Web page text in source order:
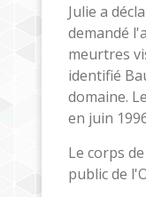
Julie a
demandé
meurtres
identifié
domaine.
en juin
Le corps
public de